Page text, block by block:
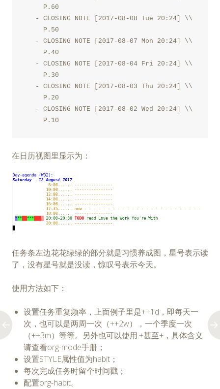
     P.60
   - CLOSING NOTE [2017-08-08 Tue 20:24] \\
     P.50
   - CLOSING NOTE [2017-08-07 Mon 20:24] \\
     P.40
   - CLOSING NOTE [2017-08-04 Fri 20:24] \\
     P.30
   - CLOSING NOTE [2017-08-03 Thu 20:24] \\
     P.20
   - CLOSING NOTE [2017-08-02 Wed 20:24] \\
在日历视图里显示为：
任务条左边花花绿绿的部分就是习惯养成图，星号表示读
了，没有星号就是没读，惊叹号表示今天。
使用方法如下：
设置任务重复频率，上面例子里是++1d，即每天一
次，也可以是两周一次（++2w），一个季度一次
（++3m）等等。另外也可以使用.+甚至+，具体含义
请查看org-mode手册；
设置STYLE属性值为habit；
每次完成任务时留个时间戳；
配置org-habit。